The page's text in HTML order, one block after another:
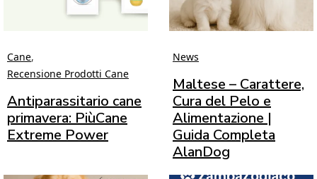
Cane,
Recensione Prodotti Cane
Antiparassitario cane
primavera: PiùCane
Extreme Power
News
Maltese – Carattere,
Cura del Pelo e
Alimentazione |
Guida Completa
AlanDog